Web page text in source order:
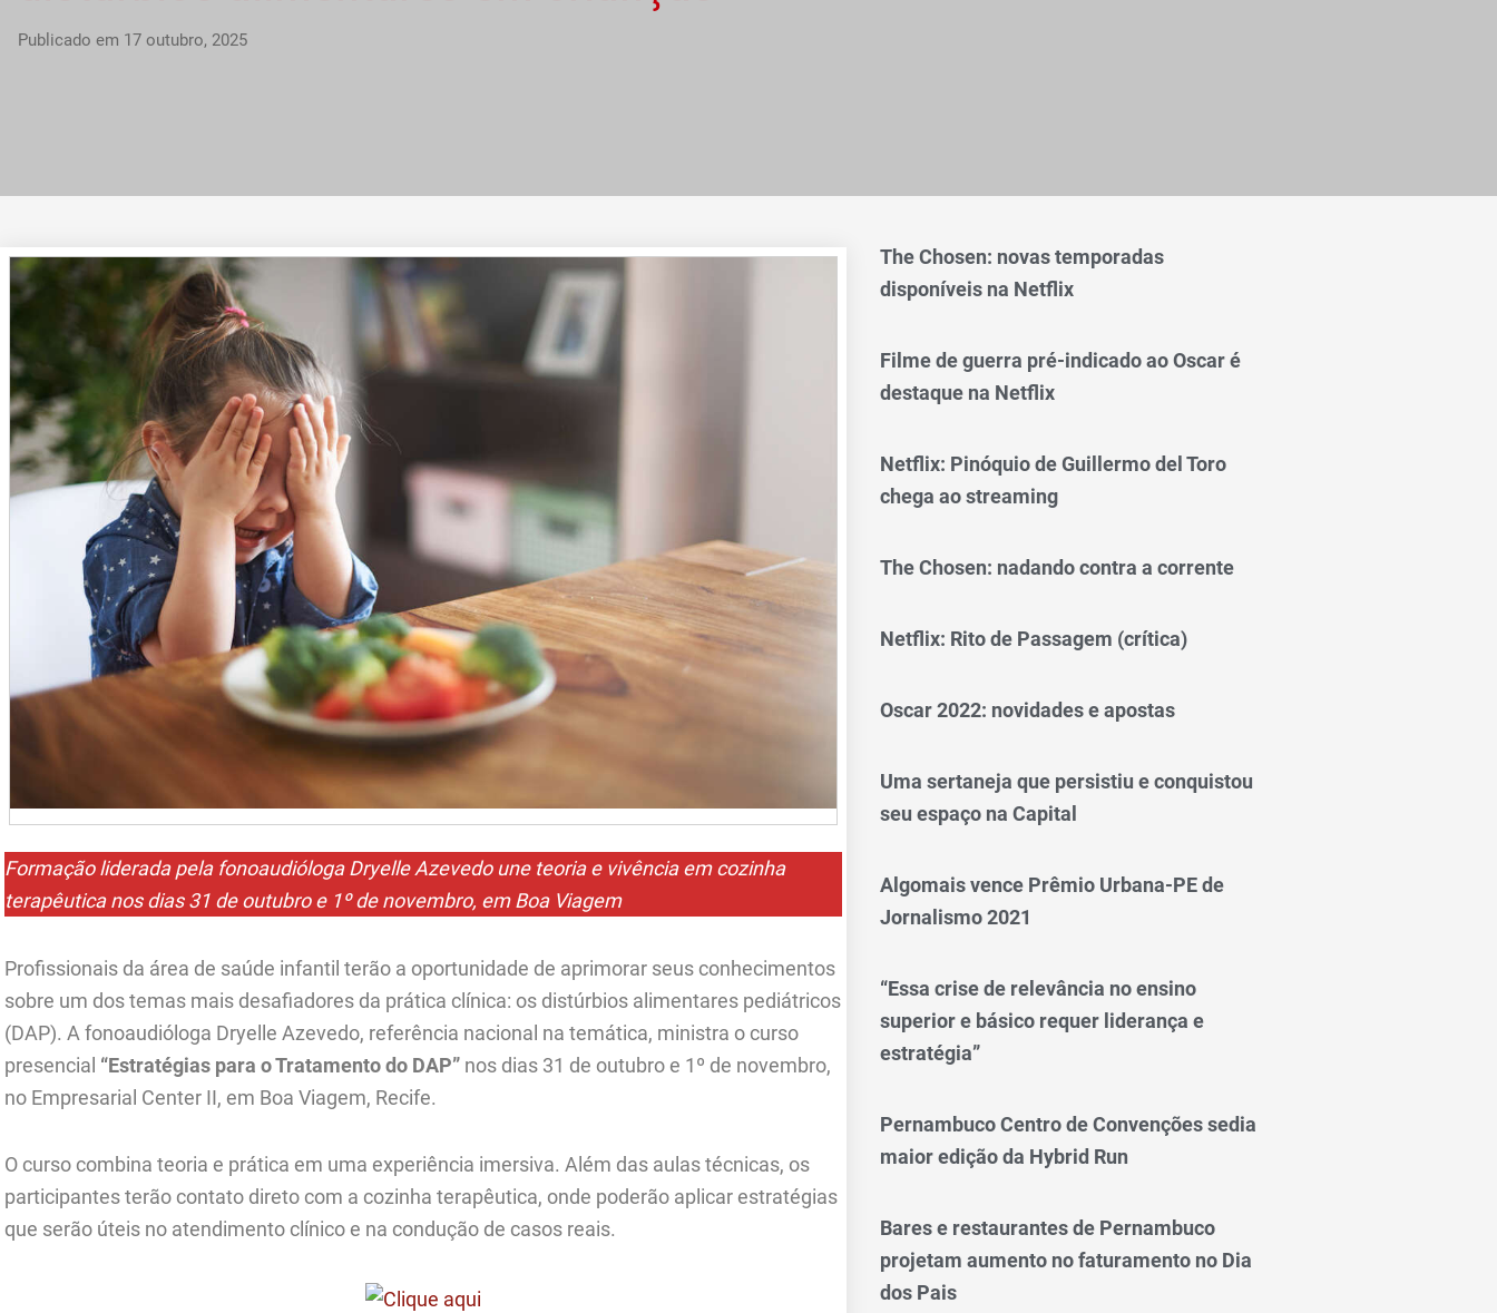
Publicado em 17 outubro, 2025
Formação liderada pela fonoaudióloga Dryelle Azevedo une teoria e vivência em cozinha
terapêutica nos dias 31 de outubro e 1º de novembro, em Boa Viagem
Profissionais da área de saúde infantil terão a oportunidade de aprimorar seus conhecimentos
sobre um dos temas mais desafiadores da prática clínica: os distúrbios alimentares pediátricos
(DAP). A fonoaudióloga Dryelle Azevedo, referência nacional na temática, ministra o curso
presencial “Estratégias para o Tratamento do DAP” nos dias 31 de outubro e 1º de novembro,
no Empresarial Center II, em Boa Viagem, Recife.
O curso combina teoria e prática em uma experiência imersiva. Além das aulas técnicas, os
participantes terão contato direto com a cozinha terapêutica, onde poderão aplicar estratégias
que serão úteis no atendimento clínico e na condução de casos reais.
The Chosen: novas temporadas
disponíveis na Netflix
Filme de guerra pré-indicado ao Oscar é
destaque na Netflix
Netflix: Pinóquio de Guillermo del Toro
chega ao streaming
The Chosen: nadando contra a corrente
Netflix: Rito de Passagem (crítica)
Oscar 2022: novidades e apostas
Uma sertaneja que persistiu e conquistou
seu espaço na Capital
Algomais vence Prêmio Urbana-PE de
Jornalismo 2021
“Essa crise de relevância no ensino
superior e básico requer liderança e
estratégia”
Pernambuco Centro de Convenções sedia
maior edição da Hybrid Run
Bares e restaurantes de Pernambuco
projetam aumento no faturamento no Dia
dos Pais